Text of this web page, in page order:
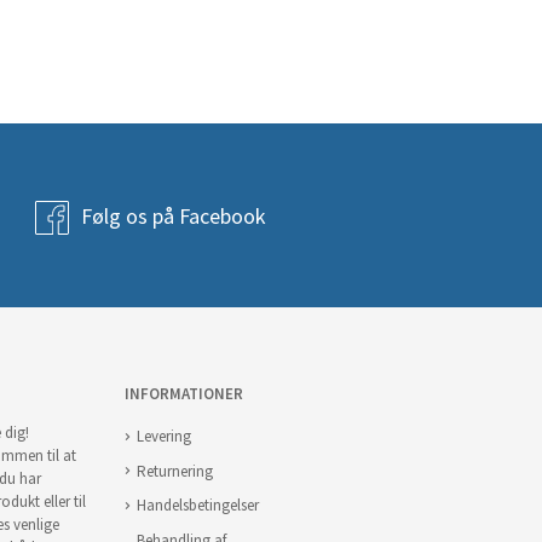
Følg os på Facebook
dig!
til at
har
eller til
venlige
INFORMATIONER
Levering
Returnering
Handelsbetingelser